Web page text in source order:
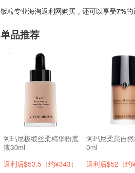
饭粒专业海淘返利网购买，还可以享受7%
单品推荐
阿玛尼极缎丝柔精华粉底
液30ml
返利后$53.5（约¥343）
阿玛尼柔亮自
0ml
返利后$52（约